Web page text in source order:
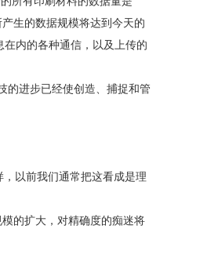
生的数据规模将达到今天的
内的各种通信，以及上传的
的进步已经使创造、捕捉和管
以前我们通常把这看成是理
的扩大，对精确度的痴迷将